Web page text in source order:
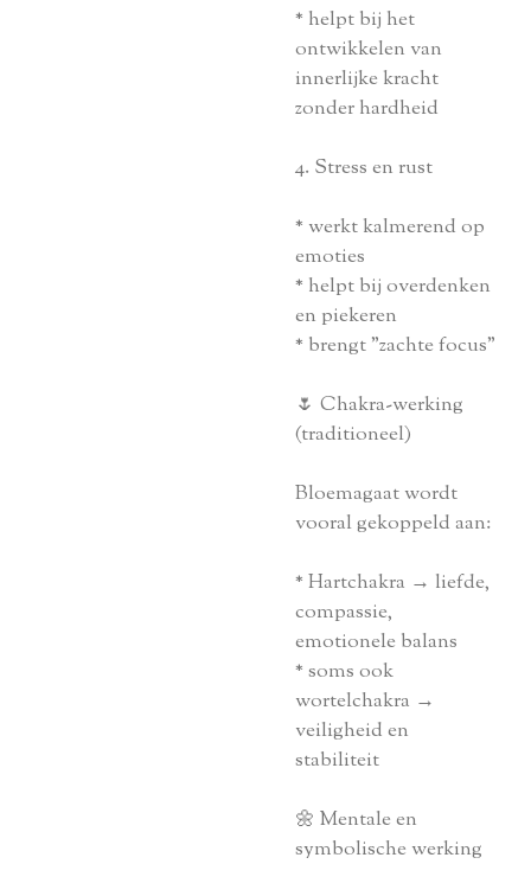
* helpt bij het
ontwikkelen van
innerlijke kracht
zonder hardheid
4. Stress en rust
* werkt kalmerend op
emoties
* helpt bij overdenken
en piekeren
* brengt "zachte focus"
🌷 Chakra-werking
(traditioneel)
Bloemagaat wordt
vooral gekoppeld aan:
* Hartchakra → liefde,
compassie,
emotionele balans
* soms ook
wortelchakra →
veiligheid en
stabiliteit
🌼 Mentale en
symbolische werking